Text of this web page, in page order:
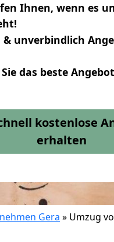
Ihnen, wenn es
& unverbindlich
das beste
kostenlose
erhalten
Gera » Umzug